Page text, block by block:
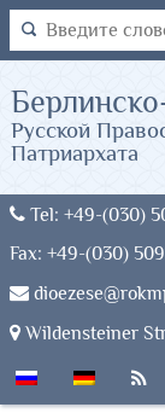
Tel: +49-(030)
Fax: +49-(030)
Wildensteiner
Русской
Патриархата